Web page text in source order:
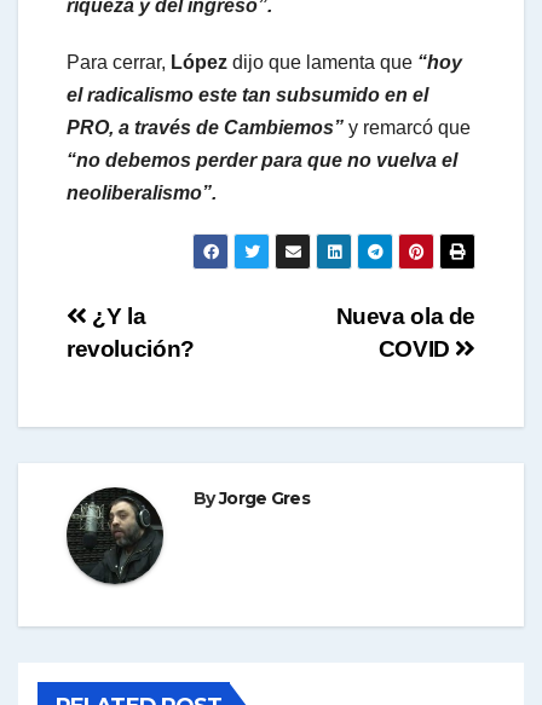
riqueza y del ingreso”.
Para cerrar, López dijo que lamenta que “hoy
el radicalismo este tan subsumido en el
PRO, a través de Cambiemos” y remarcó que
“no debemos perder para que no vuelva el
neoliberalismo”.
Navegación
entradas
Nueva ola de
COVID
¿Y la
revolución?
ByJorge Gres